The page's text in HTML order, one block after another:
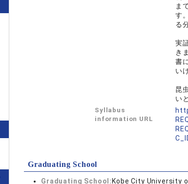
ま
す
る
実
き
書
い
昆
い
Syllabus
information URL
Graduating School
Graduating School: Kobe City University